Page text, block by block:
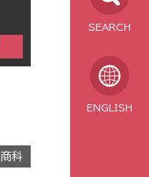
SEARCH
ENGLISH
商科